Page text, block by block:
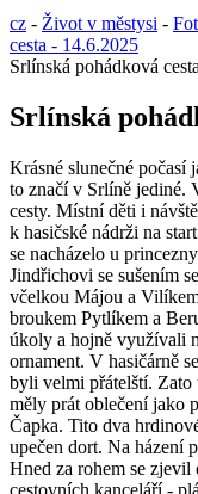
cz - Život v městysi -
cesta - 14.6.2025
Srlínská pohádková
Srlínská
Krásné slunečné počasí
to značí v Srlíně jediné.
cesty. Místní děti i
k hasičské nádrži na
se nacházelo u
Jindřichovi se sušením
včelkou Májou a
broukem Pytlíkem a
úkoly a hojně využívali
ornament. V hasičárně
byli velmi přátelští. Zato
měly prát oblečení jako
Čapka. Tito dva
upečen dort. Na házení
Hned za rohem se
cestovních kanceláří -